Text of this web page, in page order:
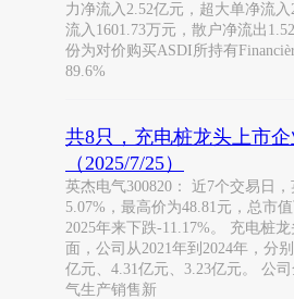
力净流入2.52亿元，超大单净流
流入1601.73万元，散户净流出
份为对价购买ASDI所持有
89.6%
共8只，充电桩龙头上市企
（2025/7/25）
英杰电气300820： 近7个交易日
5.07%，最高价为48.81元，总市
2025年来下跌-11.17%。 充电桩
面，公司从2021年到2024年，分
亿元、4.31亿元、3.23亿元。 公
气生产销售新